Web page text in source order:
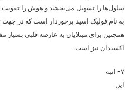
سلول‌ها را تسهیل می‌بخشد و هوش را تقویت
به نام فولیک اسید برخوردار است که در
همچنین برای مبتلایان به عارضه قلبی بسیار
اکسیدان نیز است.
۷- انبه
این